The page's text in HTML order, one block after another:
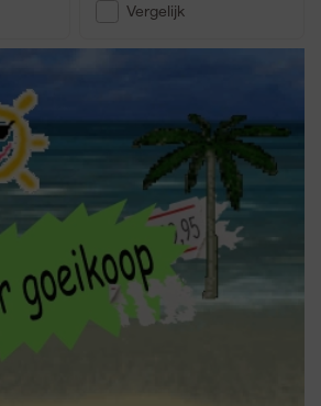
Vergelijk